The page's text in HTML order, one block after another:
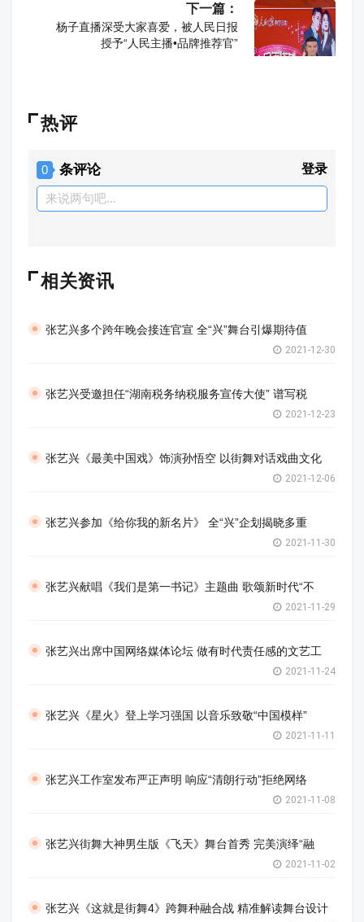
下一篇：
杨子直播深受大家喜爱，被人民日报
授予“人民主播•品牌推荐官”
热评
0 条评论 登录
来说两句吧...
相关资讯
张艺兴多个跨年晚会接连官宣 全“兴”舞台引爆期待值
2021-12-30
张艺兴受邀担任“湖南税务纳税服务宣传大使” 谱写税
2021-12-23
张艺兴《最美中国戏》饰演孙悟空 以街舞对话戏曲文化
2021-12-06
张艺兴参加《给你我的新名片》 全“兴”企划揭晓多重
2021-11-30
张艺兴献唱《我们是第一书记》主题曲 歌颂新时代“不
2021-11-29
张艺兴出席中国网络媒体论坛 做有时代责任感的文艺工
2021-11-24
张艺兴《星火》登上学习强国 以音乐致敬“中国模样”
2021-11-11
张艺兴工作室发布严正声明 响应“清朗行动”拒绝网络
2021-11-08
张艺兴街舞大神男生版《飞天》舞台首秀 完美演绎“融
2021-11-02
张艺兴《这就是街舞4》跨舞种融合战 精准解读舞台设计